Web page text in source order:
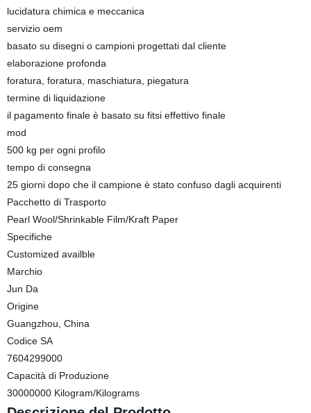
lucidatura chimica e meccanica
servizio oem
basato su disegni o campioni progettati dal cliente
elaborazione profonda
foratura, foratura, maschiatura, piegatura
termine di liquidazione
il pagamento finale è basato su fitsi effettivo finale
mod
500 kg per ogni profilo
tempo di consegna
25 giorni dopo che il campione è stato confuso dagli acquirenti
Pacchetto di Trasporto
Pearl Wool/Shrinkable Film/Kraft Paper
Specifiche
Customized availble
Marchio
Jun Da
Origine
Guangzhou, China
Codice SA
7604299000
Capacità di Produzione
30000000 Kilogram/Kilograms